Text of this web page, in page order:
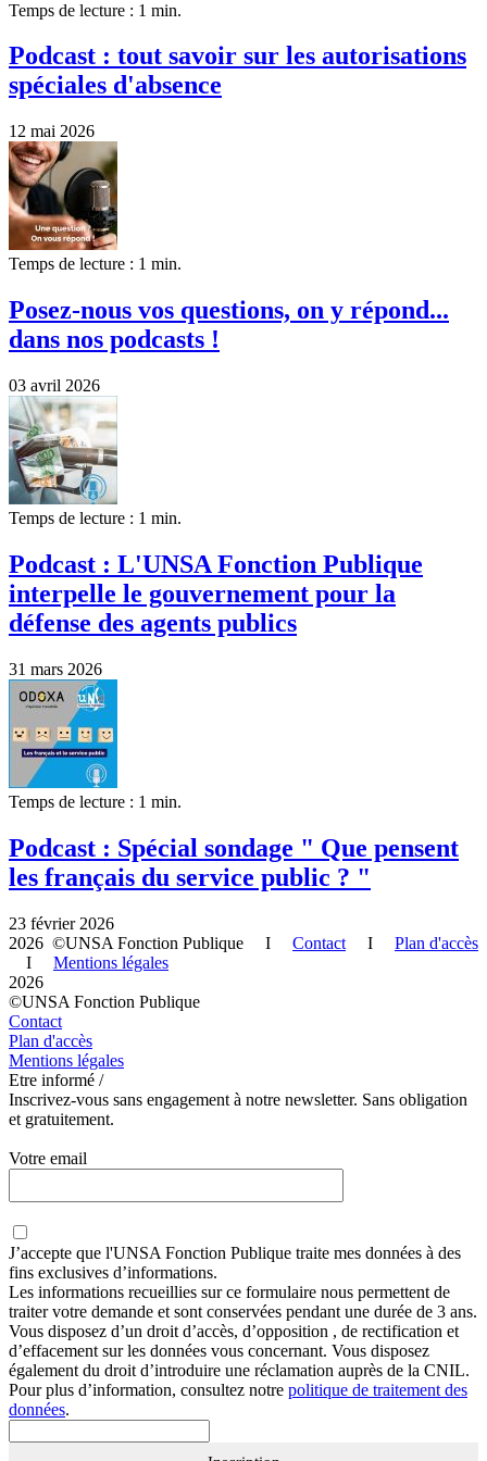
Temps de lecture : 1 min.
Podcast : tout savoir sur les autorisations
spéciales d'absence
12 mai 2026
Temps de lecture : 1 min.
Posez-nous vos questions, on y répond...
dans nos podcasts !
03 avril 2026
Temps de lecture : 1 min.
Podcast : L'UNSA Fonction Publique
interpelle le gouvernement pour la
défense des agents publics
31 mars 2026
Temps de lecture : 1 min.
Podcast : Spécial sondage " Que pensent
les français du service public ? "
23 février 2026
2026 ©UNSA Fonction Publique I Contact I Plan d'accès
I Mentions légales
2026
©UNSA Fonction Publique
Contact
Plan d'accès
Mentions légales
Etre informé /
Inscrivez-vous sans engagement à notre newsletter. Sans obligation
et gratuitement.
Votre email
J’accepte que l'UNSA Fonction Publique traite mes données à des
fins exclusives d’informations.
Les informations recueillies sur ce formulaire nous permettent de
traiter votre demande et sont conservées pendant une durée de 3 ans.
Vous disposez d’un droit d’accès, d’opposition , de rectification et
d’effacement sur les données vous concernant. Vous disposez
également du droit d’introduire une réclamation auprès de la CNIL.
Pour plus d’information, consultez notre politique de traitement des
données.